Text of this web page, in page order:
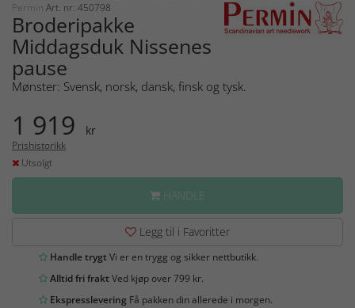
Permin Art. nr: 450798
Broderipakke
Middagsduk Nissenes
pause
Mønster: Svensk, norsk, dansk, finsk og tysk.
1 919 kr
Prishistorikk
Utsolgt
HANDLE
Legg til i Favoritter
Handle trygtVi er en trygg og sikker nettbutikk.
Alltid fri fraktVed kjøp over 799 kr.
Ekspresslevering Få pakken din allerede i morgen.